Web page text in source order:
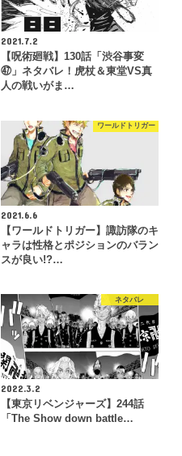
2021.7.2
【呪術廻戦】130話「渋谷事変
㊼」ネタバレ！虎杖＆東堂VS真
人の戦いがま…
ワールドトリガー
2021.6.6
【ワールドトリガー】諏訪隊のキ
ャラは性格とポジションのバラン
スが良い!?…
ネタバレ
2022.3.2
【東京リベンジャーズ】244話
「The Show down battle…